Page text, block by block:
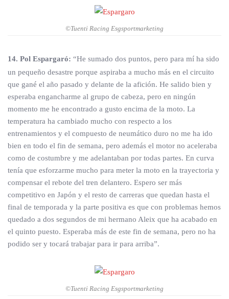
©Tuenti Racing Esgsportmarketing
14. Pol Espargaró: “He sumado dos puntos, pero para mí ha sido
un pequeño desastre porque aspiraba a mucho más en el circuito
que gané el año pasado y delante de la afición. He salido bien y
esperaba engancharme al grupo de cabeza, pero en ningún
momento me he encontrado a gusto encima de la moto. La
temperatura ha cambiado mucho con respecto a los
entrenamientos y el compuesto de neumático duro no me ha ido
bien en todo el fin de semana, pero además el motor no aceleraba
como de costumbre y me adelantaban por todas partes. En curva
tenía que esforzarme mucho para meter la moto en la trayectoria y
compensar el rebote del tren delantero. Espero ser más
competitivo en Japón y el resto de carreras que quedan hasta el
final de temporada y la parte positiva es que con problemas hemos
quedado a dos segundos de mi hermano Aleix que ha acabado en
el quinto puesto. Esperaba más de este fin de semana, pero no ha
podido ser y tocará trabajar para ir para arriba”.
©Tuenti Racing Esgsportmarketing